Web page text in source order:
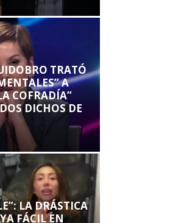
TRATÓ
A
COFRADÍA”
DICHOS DE
LA DRÁSTICA
FÁCIL EN